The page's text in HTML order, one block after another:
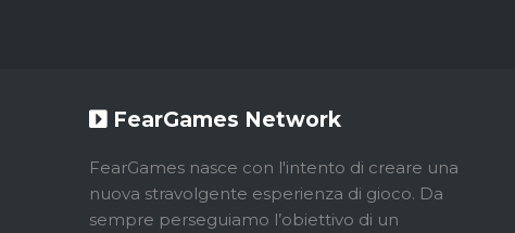
FearGames Network
FearGames nasce con l'intento di creare una
nuova stravolgente esperienza di gioco. Da
sempre perseguiamo l’obiettivo di un